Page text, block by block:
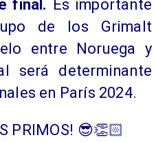
final. Es importante
de los Grimalt
entre Noruega y
será determinante
en París 2024.
PRIMOS! 😎👏🏻